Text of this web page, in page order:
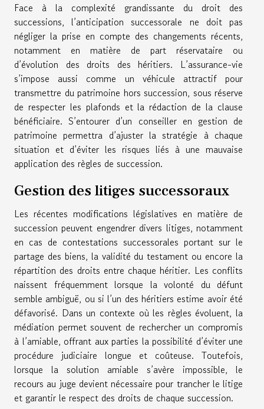
Face à la complexité grandissante du droit des
successions, l’anticipation successorale ne doit pas
négliger la prise en compte des changements récents,
notamment en matière de part réservataire ou
d’évolution des droits des héritiers. L’assurance-vie
s’impose aussi comme un véhicule attractif pour
transmettre du patrimoine hors succession, sous réserve
de respecter les plafonds et la rédaction de la clause
bénéficiaire. S’entourer d’un conseiller en gestion de
patrimoine permettra d’ajuster la stratégie à chaque
situation et d’éviter les risques liés à une mauvaise
application des règles de succession.
Gestion des litiges successoraux
Les récentes modifications législatives en matière de
succession peuvent engendrer divers litiges, notamment
en cas de contestations successorales portant sur le
partage des biens, la validité du testament ou encore la
répartition des droits entre chaque héritier. Les conflits
naissent fréquemment lorsque la volonté du défunt
semble ambiguë, ou si l’un des héritiers estime avoir été
défavorisé. Dans un contexte où les règles évoluent, la
médiation permet souvent de rechercher un compromis
à l’amiable, offrant aux parties la possibilité d’éviter une
procédure judiciaire longue et coûteuse. Toutefois,
lorsque la solution amiable s’avère impossible, le
recours au juge devient nécessaire pour trancher le litige
et garantir le respect des droits de chaque succession.